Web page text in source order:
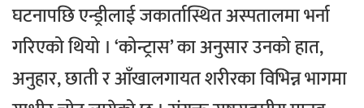
घटनापछि एन्ड्रीलाई जकार्तास्थित अस्पतालमा भर्ना
गरिएको थियो । ‘कोन्ट्रास’ का अनुसार उनको हात,
अनुहार, छाती र आँखालगायत शरीरका विभिन्न भागमा